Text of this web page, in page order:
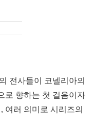
전사들이 코넬리아의
로 향하는 첫 걸음이자
여러 의미로 시리즈의